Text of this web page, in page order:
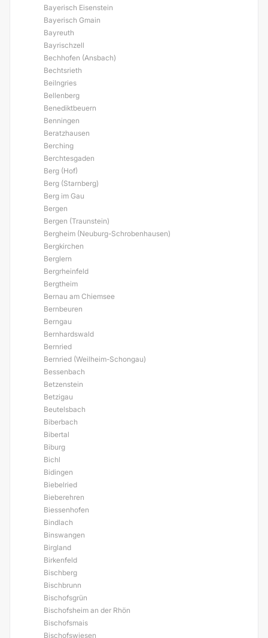
Bayerisch Eisenstein
Bayerisch Gmain
Bayreuth
Bayrischzell
Bechhofen (Ansbach)
Bechtsrieth
Beilngries
Bellenberg
Benediktbeuern
Benningen
Beratzhausen
Berching
Berchtesgaden
Berg (Hof)
Berg (Starnberg)
Berg im Gau
Bergen
Bergen (Traunstein)
Bergheim (Neuburg-Schrobenhausen)
Bergkirchen
Berglern
Bergrheinfeld
Bergtheim
Bernau am Chiemsee
Bernbeuren
Berngau
Bernhardswald
Bernried
Bernried (Weilheim-Schongau)
Bessenbach
Betzenstein
Betzigau
Beutelsbach
Biberbach
Bibertal
Biburg
Bichl
Bidingen
Biebelried
Bieberehren
Biessenhofen
Bindlach
Binswangen
Birgland
Birkenfeld
Bischberg
Bischbrunn
Bischofsgrün
Bischofsheim an der Rhön
Bischofsmais
Bischofswiesen